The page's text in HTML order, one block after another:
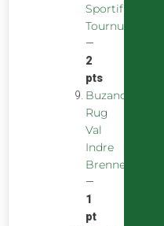
Sportif
Tournus
—
2
pts
Buzancais
Rug
Val
Indre
Brenne
—
1
pt